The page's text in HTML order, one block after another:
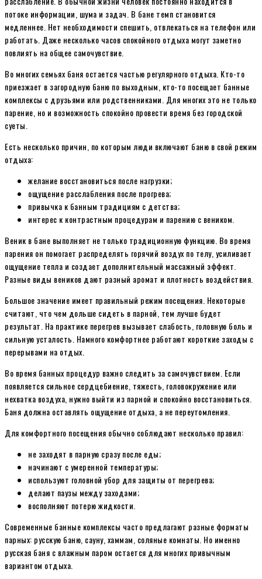
потоке информации, шума и задач. В бане темп становится
медленнее. Нет необходимости спешить, отвлекаться на телефон или
работать. Даже несколько часов спокойного отдыха могут заметно
повлиять на общее самочувствие.
Во многих семьях баня остается частью регулярного отдыха. Кто-то
приезжает в загородную баню по выходным, кто-то посещает банные
комплексы с друзьями или родственниками. Для многих это не только
парение, но и возможность спокойно провести время без городской
суеты.
Есть несколько причин, по которым люди включают баню в свой режим
отдыха:
желание восстановиться после нагрузки;
ощущение расслабления после прогрева;
привычка к банным традициям с детства;
интерес к контрастным процедурам и парению с веником.
Веник в бане выполняет не только традиционную функцию. Во время
парения он помогает распределять горячий воздух по телу, усиливает
ощущение тепла и создает дополнительный массажный эффект.
Разные виды веников дают разный аромат и плотность воздействия.
Большое значение имеет правильный режим посещения. Некоторые
считают, что чем дольше сидеть в парной, тем лучше будет
результат. На практике перегрев вызывает слабость, головную боль и
сильную усталость. Намного комфортнее работают короткие заходы с
перерывами на отдых.
Во время банных процедур важно следить за самочувствием. Если
появляется сильное сердцебиение, тяжесть, головокружение или
нехватка воздуха, нужно выйти из парной и спокойно восстановиться.
Баня должна оставлять ощущение отдыха, а не переутомления.
Для комфортного посещения обычно соблюдают несколько правил:
не заходят в парную сразу после еды;
начинают с умеренной температуры;
используют головной убор для защиты от перегрева;
делают паузы между заходами;
восполняют потерю жидкости.
Современные банные комплексы часто предлагают разные форматы
парных: русскую баню, сауну, хаммам, соляные комнаты. Но именно
русская баня с влажным паром остается для многих привычным
вариантом отдыха.